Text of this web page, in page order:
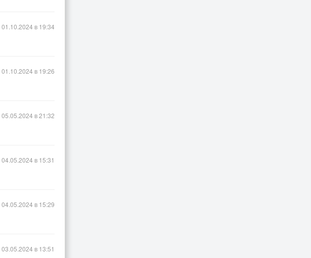
01.10.2024 в 19:34
01.10.2024 в 19:26
05.05.2024 в 21:32
04.05.2024 в 15:31
04.05.2024 в 15:29
03.05.2024 в 13:51